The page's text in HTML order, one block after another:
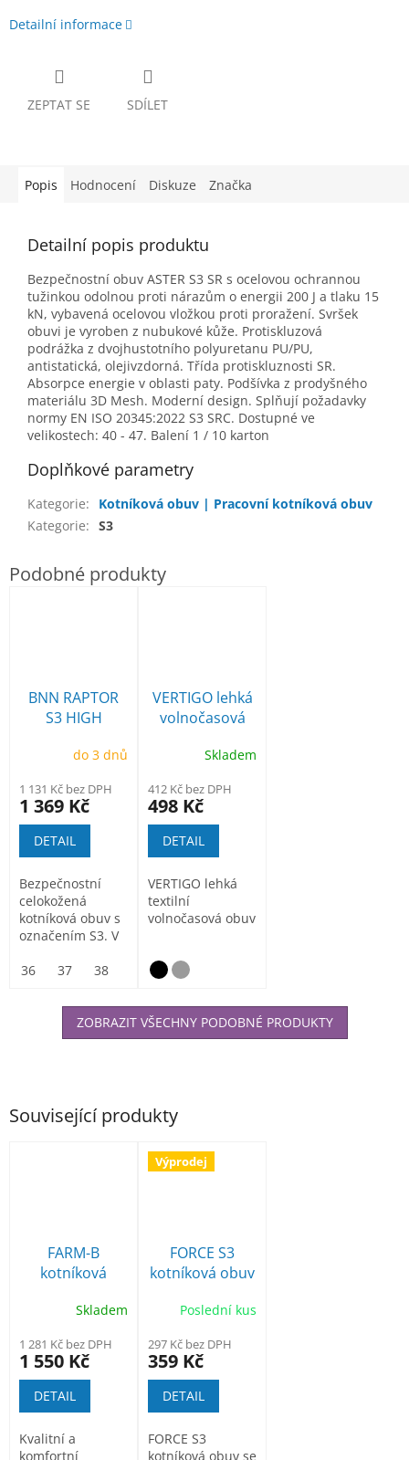
Detailní informace
ZEPTAT SE SDÍLET
Související produkty
FARM-B
kotníková
Skladem
1 281 Kč bez DPH
1 550 Kč
DETAIL
Kvalitní a
komfortní
Výprodej
FORCE S3
kotníková obuv
planžetou
Poslední kus
297 Kč bez DPH
359 Kč
DETAIL
FORCE S3
kotníková obuv se
Popis Hodnocení Diskuze Značka
Detailní popis produktu
Bezpečnostní obuv ASTER S3 SR s ocelovou ochrannou
tužinkou odolnou proti nárazům o energii 200 J a tlaku 15
kN, vybavená ocelovou vložkou proti proražení. Svršek
obuvi je vyroben z nubukové kůže. Protiskluzová
podrážka z dvojhustotního polyuretanu PU/PU,
antistatická, olejivzdorná. Třída protiskluznosti SR.
Absorpce energie v oblasti paty. Podšívka z prodyšného
materiálu 3D Mesh. Moderní design. Splňují požadavky
normy EN ISO 20345:2022 S3 SRC. Dostupné ve
velikostech: 40 - 47. Balení 1 / 10 karton
Doplňkové parametry
Kategorie:
Kotníková obuv | Pracovní kotníková obuv
Kategorie: S3
BNN RAPTOR
S3 HIGH
do 3 dnů
1 131 Kč bez DPH
1 369 Kč
DETAIL
Bezpečnostní
celokožená
kotníková obuv s
označením S3. V
obuv...
36 37 38 40
VERTIGO lehká
volnočasová
Skladem
412 Kč bez DPH
498 Kč
DETAIL
VERTIGO lehká
textilní
volnočasová obuv
ZOBRAZIT VŠECHNY PODOBNÉ PRODUKTY